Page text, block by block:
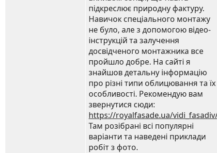
підкреслює природну фактуру.
Навичок спеціального монтажу
не було, але з допомогою відео-
інструкцій та залучення
досвідченого монтажника все
пройшло добре. На сайті я
знайшов детальну інформацію
про різні типи облицювання та їх
особливості. Рекомендую вам
звернутися сюди:
https://royalfasade.ua/
Там розібрані всі популярні
варіанти та наведені приклади
робіт з фото.